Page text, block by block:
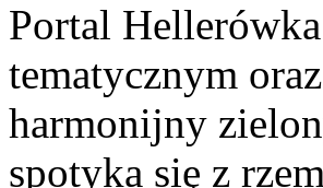
Portal
tematycznym
harmonijny
spotyka się z